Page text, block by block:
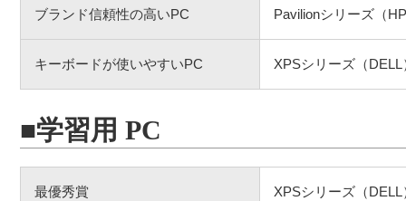
ブランド信頼性の高いPC Pavilionシリーズ（
キーボードが使いやすいPC XPSシリーズ（DELL
■学習用 PC
最優秀賞 XPSシリーズ（DELL